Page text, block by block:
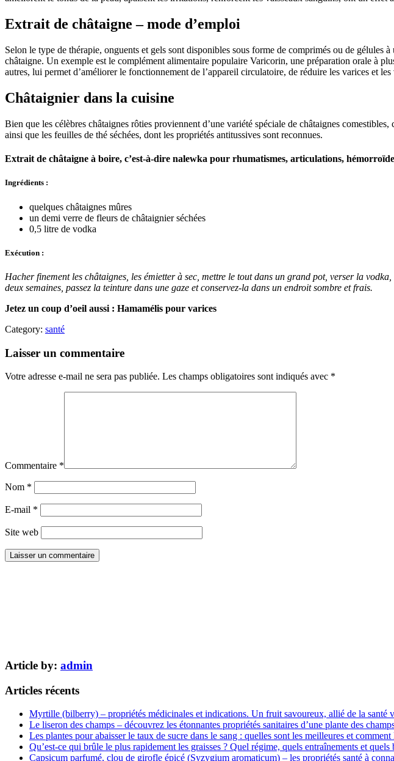
Extrait de châtaigne – mode d’emploi
Selon le type de thérapie, onguents et gels sont disponibles sous forme de comprimés ou de gélules
châtaigne. Un exemple est le complément alimentaire populaire Varicorin, une préparation orale à
autres, lui permet d’améliorer le fonctionnement de l’appareil circulatoire, de réduire les varices et
Châtaignier dans la cuisine
Bien que les célèbres châtaignes rôties proviennent d’une variété spéciale de châtaignes
ainsi que les feuilles de thé séchées, dont les propriétés antitussives sont reconnues.
Extrait de châtaigne à boire, c’est-à-dire nalewka pour rhumatismes, articulations,
Ingrédients :
quelques châtaignes mûres
un demi verre de fleurs de châtaignier séchées
0,5 litre de vodka
Exécution :
Hacher finement les châtaignes, les émietter à sec, mettre le tout dans un grand pot, verser la
deux semaines, passez la teinture dans une gaze et conservez-la dans un endroit sombre et frais.
Jetez un coup d’oeil aussi : Hamamélis pour varices
Category: santé
Laisser un commentaire
Votre adresse e-mail ne sera pas publiée. Les champs obligatoires sont indiqués avec *
Commentaire *
Nom *
E-mail *
Site web
Article by: admin
Articles récents
Myrtille (bilberry) – propriétés médicinales et indications. Un fruit savoureux, allié de la santé
Le liseron des champs – découvrez les étonnantes propriétés sanitaires d’une plante des
Les plantes pour abaisser le taux de sucre dans le sang : quelles sont les meilleures et
Qu’est-ce qui brûle le plus rapidement les graisses ? Quel régime, quels entraînements et
Capsicum parfumé, clou de girofle épicé (Syzygium aromaticum) – les propriétés santé à